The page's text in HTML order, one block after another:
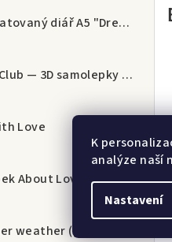
K
analýze naší
Nastavení
Estetický nedatovaný diář A5 "Dream Until It's Your Reality" | StoryScript
Autumn Days Club — 3D samolepky na mobil
Love
Sada samolepek About Love (2 archy)
weather (gold)